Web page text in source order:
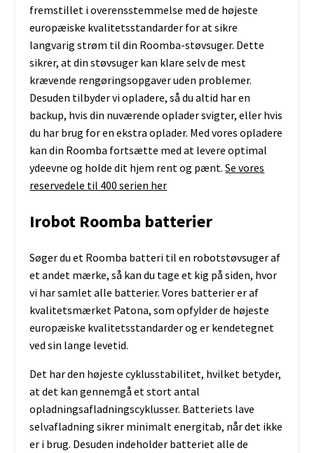
fremstillet i overensstemmelse med de højeste
europæiske kvalitetsstandarder for at sikre
langvarig strøm til din Roomba-støvsuger. Dette
sikrer, at din støvsuger kan klare selv de mest
krævende rengøringsopgaver uden problemer.
Desuden tilbyder vi opladere, så du altid har en
backup, hvis din nuværende oplader svigter, eller hvis
du har brug for en ekstra oplader. Med vores opladere
kan din Roomba fortsætte med at levere optimal
ydeevne og holde dit hjem rent og pænt.Se vores
reservedele til 400 serien her
Irobot Roomba batterier
Søger du et Roomba batteri til en robotstøvsuger af
et andet mærke, så kan du tage et kig på siden, hvor
vi har samlet alle batterier. Vores batterier er af
kvalitetsmærket Patona, som opfylder de højeste
europæiske kvalitetsstandarder og er kendetegnet
ved sin lange levetid.
Det har den højeste cyklusstabilitet, hvilket betyder,
at det kan gennemgå et stort antal
opladningsafladningscyklusser. Batteriets lave
selvafladning sikrer minimalt energitab, når det ikke
er i brug. Desuden indeholder batteriet alle de